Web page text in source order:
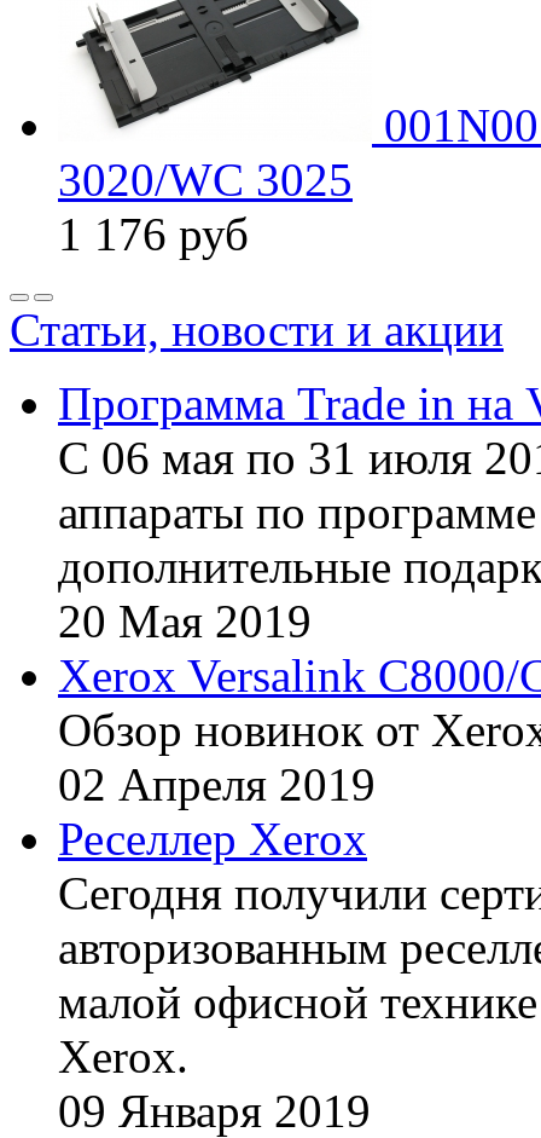
3020/WC 3025
1 176 руб
Статьи, новости и акции
Программа Trade in на
С 06 мая по 31 июля
аппараты по
дополнительные
20 Мая 2019
Xerox Versalink C8000/
Обзор новинок от
02 Апреля 2019
Реселлер Xerox
Сегодня получили
авторизованным
малой офисной
Xerox.
09 Января 2019